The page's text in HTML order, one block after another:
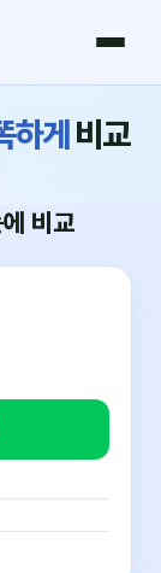
하게 비교
비교